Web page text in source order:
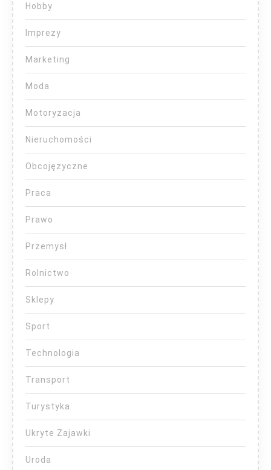
Hobby
Imprezy
Marketing
Moda
Motoryzacja
Nieruchomości
Obcojęzyczne
Praca
Prawo
Przemysł
Rolnictwo
Sklepy
Sport
Technologia
Transport
Turystyka
Ukryte Zajawki
Uroda